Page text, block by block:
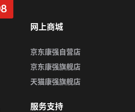
网上商城
京东康强自营店
京东康强旗舰店
天猫康强旗舰店
服务支持